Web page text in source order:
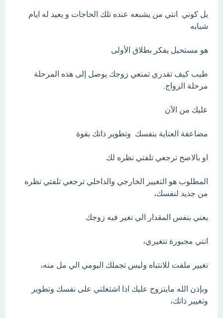
بل كوني انتي من يشبعه عنده تلك الحاجات و يعيد له ايام
شبابه
هو مستحيل يفكر بطلاق الأولى
طيب كيف تقدري تمنعي زوجك يوصل إلى هذه المرحلة
مرحلة الزواج.
عليك من الآن
مضاعفة العناية بنفسك وتطوير ذاتك بقوة
او بالاصح ترجعي تلفتي نظره لك
المطلوب هو التغيير الخارجي والداخلي ترجعي تلفتي نظره
من جديد لنفسك،
يعني بنفس المقدار الي تغير فيه زوجك
انتي مجبورة تتغيري،
تغيير ملفت للانتباه وليس تجملك اليومي الي مل منه،
وبإذن الله مايتزوج عليك اذا اشتغلتي على نفسك وتطوير
وتغيير ذاتك،